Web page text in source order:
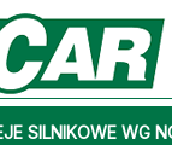
SILNIKOWE WG